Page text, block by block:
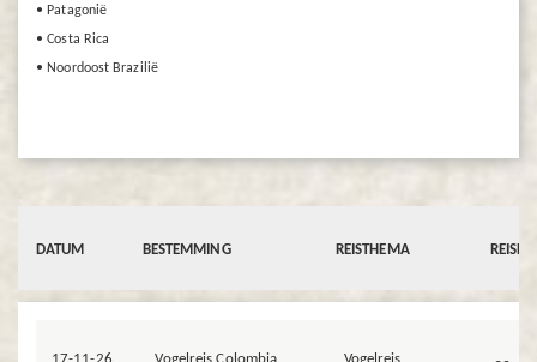
• Patagonië
• Costa Rica
• Noordoost Brazilië
DATUM BESTEMMING REISTHEMA
17-11-26 Vogelreis Colombia Vogelreis